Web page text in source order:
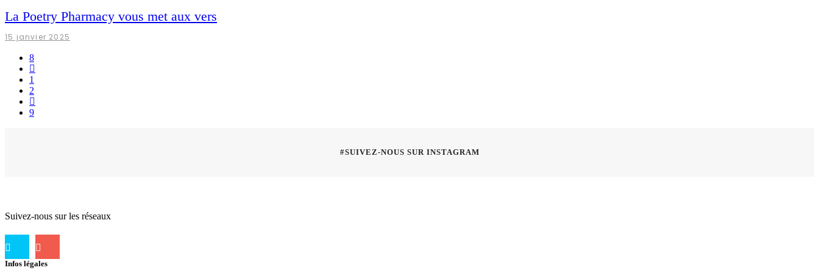
La Poetry Pharmacy vous met aux vers
15 janvier 2025
1
2
#SUIVEZ-NOUS SUR INSTAGRAM
Suivez-nous sur les réseaux
Infos légales